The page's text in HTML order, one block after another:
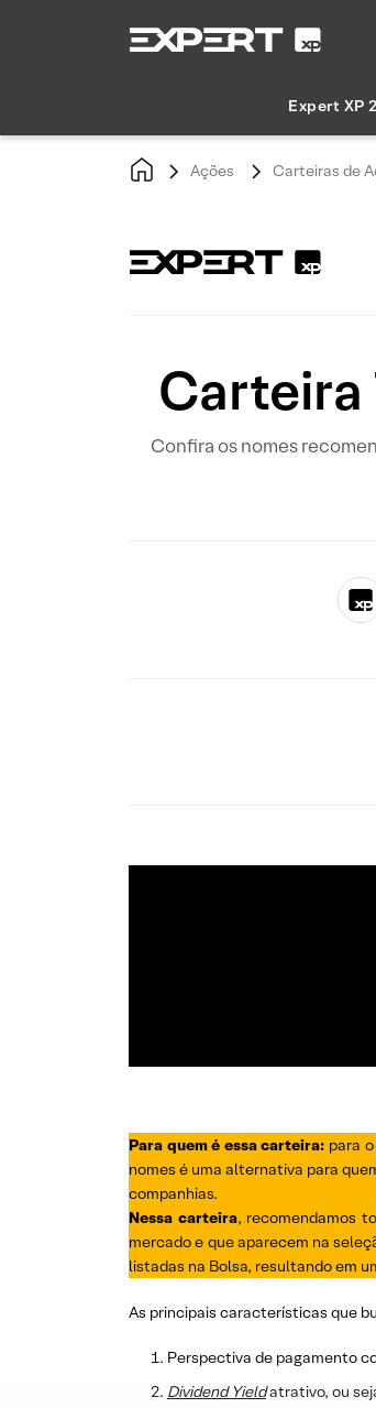
Expert XP
Ações Carteiras de
Carteira
Confira os nomes
Para quem é essa carteira: para
nomes é uma alternativa para
companhias.
Nessa carteira, recomendamos
mercado e que aparecem na
listadas na Bolsa, resultando em
As principais características que
Perspectiva de pagamento
Dividend Yieldatrativo, ou